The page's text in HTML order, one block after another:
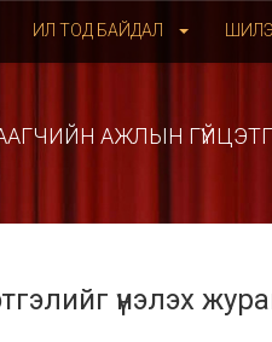
ИЛ ТОД БАЙДАЛ
АЖЛЫН
үнэлэх